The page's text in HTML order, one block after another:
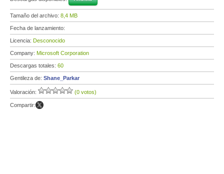
Tamaño del archivo: 8,4 MB
Fecha de lanzamiento:
Licencia: Desconocido
Company: Microsoft Corporation
Descargas totales: 60
Gentileza de: Shane_Parkar
Valoración: (0 votos)
Compartir: